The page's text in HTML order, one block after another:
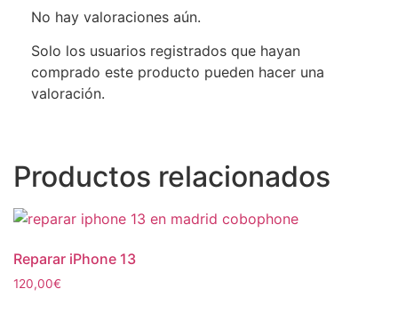
No hay valoraciones aún.
Solo los usuarios registrados que hayan
comprado este producto pueden hacer una
valoración.
Productos relacionados
Reparar iPhone 13
120,00€